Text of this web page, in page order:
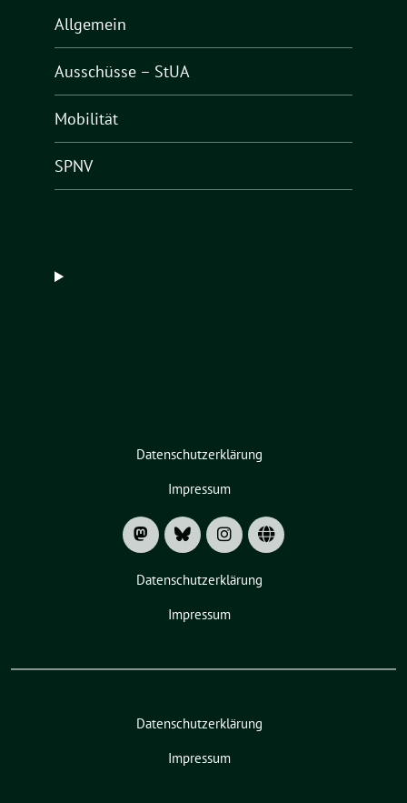
Allgemein
Ausschüsse – StUA
Mobilität
SPNV
Datenschutzerklärung
Impressum
Datenschutzerklärung
Impressum
Datenschutzerklärung
Impressum